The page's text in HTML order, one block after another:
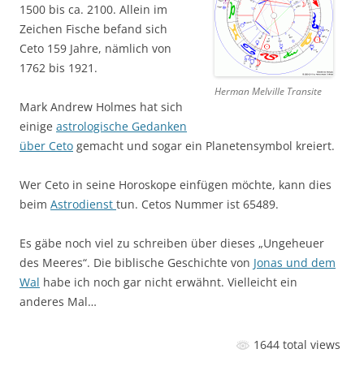
Herman Melville Transite
1500 bis ca. 2100. Allein im
Zeichen Fische befand sich
Ceto 159 Jahre, nämlich von
1762 bis 1921.
Mark Andrew Holmes hat sich
einige astrologische Gedanken
über Ceto gemacht und sogar ein Planetensymbol kreiert.
Wer Ceto in seine Horoskope einfügen möchte, kann dies
beim Astrodienst tun. Cetos Nummer ist 65489.
Es gäbe noch viel zu schreiben über dieses „Ungeheuer
des Meeres“. Die biblische Geschichte von Jonas und dem
Wal habe ich noch gar nicht erwähnt. Vielleicht ein
anderes Mal…
1644 total views